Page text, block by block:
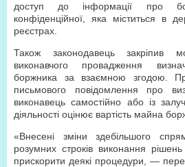
доступ до інформації про
конфіденційної, яка міститься в
реєстрах.
Також законодавець закріпив
виконавчого провадження
боржника за взаємною згодою.
письмового повідомлення про
виконавець самостійно або із
діяльності оцінює вартість майна
«Внесені зміни здебільшого
розумних строків виконання
прискорити деякі процедури, —